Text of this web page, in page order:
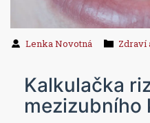
Lenka Novotná Zdraví
Kalkulačka
mezizubního